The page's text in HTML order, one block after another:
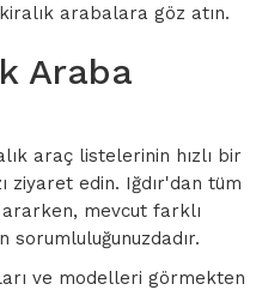
arabalara göz atın.
Araba
araç listelerinin hızlı bir
ziyaret edin. Iğdır'dan tüm
mevcut farklı
ve modelleri görmekten